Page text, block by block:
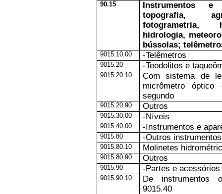
90.15
Instrumentos e
topografia,
fotogrametria,
hidrologia,
bússolas;
9015.10.00 -Telêmetros
9015.20 -Teodolitos e
9015.20.10
Com sistema de
micrômetro
segundo
9015.20.90 Outros
9015.30.00 -Níveis
9015.40.00 -Instrumentos e
9015.80 -Outros
9015.80.10 Molinetes
9015.80.90 Outros
9015.90 -Partes e acessórios
9015.90.10
De instrumentos
9015.40